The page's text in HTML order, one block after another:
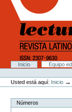
Cambiar
contenido.
navegación
Secciones
Inicio
Equipo
Herramientas
Personales
Usted está aquí: Inicio →
Números